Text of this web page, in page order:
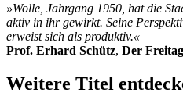
»Wolle, Jahrgang 1950, hat die
aktiv in ihr gewirkt. Seine
erweist sich als produktiv.«
Prof. Erhard Schütz, Der Freitag
Weitere Titel